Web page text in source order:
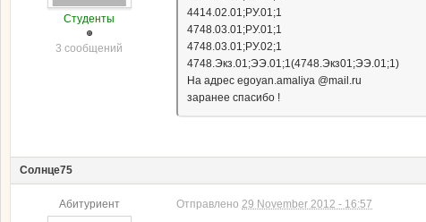
Студенты
3 сообщений
4414.02.01;РУ.01;1
4748.03.01;РУ.01;1
4748.03.01;РУ.02;1
4748.Экз.01;ЭЭ.01;1(4748.Экз01;ЭЭ.01;1)
На адрес egoyan.amaliya @mail.ru
заранее спасибо !
Солнце75
Абитуриент Отправлено 29 November 2012 - 16:57